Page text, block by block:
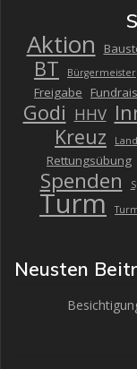
Aktion
BT Bürgermeister
Freigabe
Godi HHV
Kreuz
Rettungsübung
Spenden
Turm
Neusten